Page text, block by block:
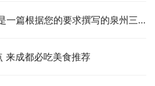
就感，至今还津津乐道呢。🎁
风格。有的临水而建，你可以看
您的要求撰写的泉州三天两夜旅游攻略文章：
来成都必吃美食推荐